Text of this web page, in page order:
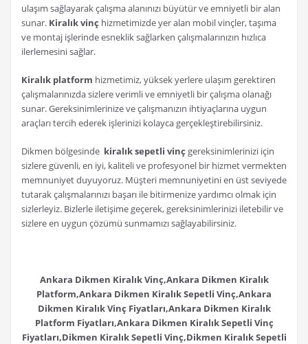
ulaşım sağlayarak çalışma alanınızı büyütür ve emniyetli bir alan
sunar. Kiralık vinç hizmetimizde yer alan mobil vinçler, taşıma
ve montaj işlerinde esneklik sağlarken çalışmalarınızın hızlıca
ilerlemesini sağlar.
Kiralık platform hizmetimiz, yüksek yerlere ulaşım gerektiren
çalışmalarınızda sizlere verimli ve emniyetli bir çalışma olanağı
sunar. Gereksinimlerinize ve çalışmanızın ihtiyaçlarına uygun
araçları tercih ederek işlerinizi kolayca gerçekleştirebilirsiniz.
Dikmen bölgesinde kiralık sepetli vinç gereksinimlerinizi için
sizlere güvenli, en iyi, kaliteli ve profesyonel bir hizmet vermekten
memnuniyet duyuyoruz. Müşteri memnuniyetini en üst seviyede
tutarak çalışmalarınızı başarı ile bitirmenize yardımcı olmak için
sizlerleyiz. Bizlerle iletişime geçerek, gereksinimlerinizi iletebilir ve
sizlere en uygun çözümü sunmamızı sağlayabilirsiniz.
Ankara Dikmen Kiralık Vinç,Ankara Dikmen Kiralık
Platform,Ankara Dikmen Kiralık Sepetli Vinç,Ankara
Dikmen Kiralık Vinç Fiyatları,Ankara Dikmen Kiralık
Platform Fiyatları,Ankara Dikmen Kiralık Sepetli Vinç
Fiyatları,Dikmen Kiralık Sepetli Vinç,Dikmen Kiralık Sepetli